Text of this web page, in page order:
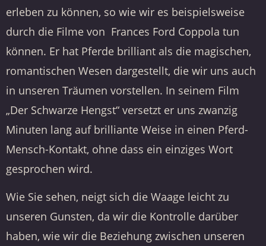
erleben zu können, so wie wir es beispielsweise
durch die Filme von Frances Ford Coppola tun
können. Er hat Pferde brilliant als die magischen,
romantischen Wesen dargestellt, die wir uns auch
in unseren Träumen vorstellen. In seinem Film
„Der Schwarze Hengst“ versetzt er uns zwanzig
Minuten lang auf brilliante Weise in einen Pferd-
Mensch-Kontakt, ohne dass ein einziges Wort
gesprochen wird.
Wie Sie sehen, neigt sich die Waage leicht zu
unseren Gunsten, da wir die Kontrolle darüber
haben, wie wir die Beziehung zwischen unseren